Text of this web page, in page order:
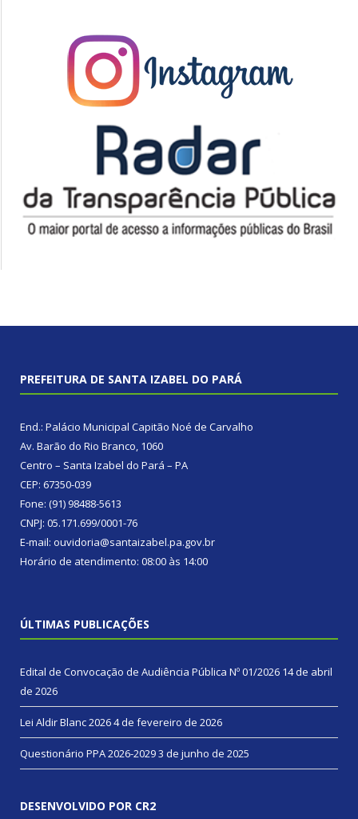
PREFEITURA DE SANTA IZABEL DO PARÁ
End.: Palácio Municipal Capitão Noé de Carvalho
Av. Barão do Rio Branco, 1060
Centro – Santa Izabel do Pará – PA
CEP: 67350-039
Fone: (91) 98488-5613
CNPJ: 05.171.699/0001-76
E-mail: ouvidoria@santaizabel.pa.gov.br
Horário de atendimento: 08:00 às 14:00
ÚLTIMAS PUBLICAÇÕES
Edital de Convocação de Audiência Pública Nº 01/2026 14 de abril
de 2026
Lei Aldir Blanc 20264 de fevereiro de 2026
Questionário PPA 2026-20293 de junho de 2025
DESENVOLVIDO POR CR2